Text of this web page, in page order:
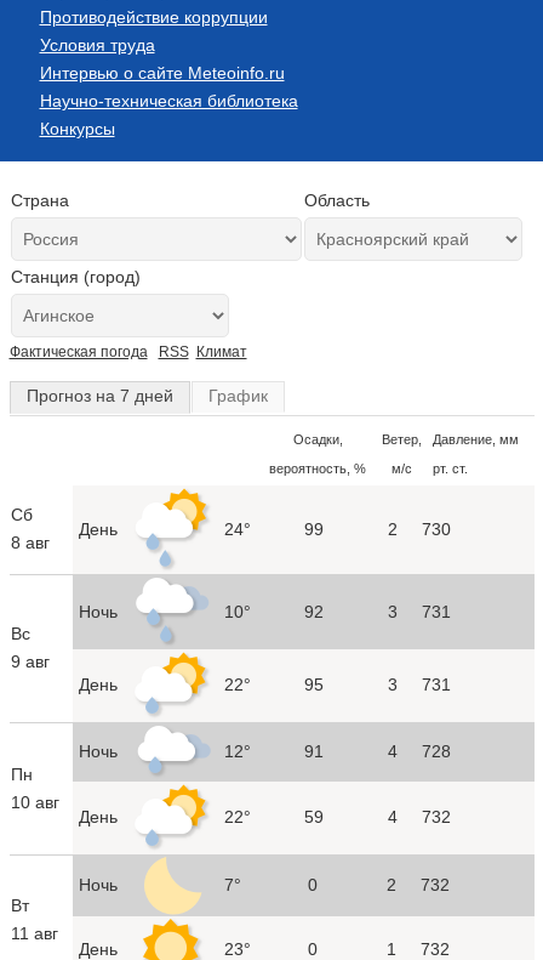
Противодействие коррупции
Условия труда
Интервью о сайте Meteoinfo.ru
Научно-техническая библиотека
Конкурсы
Страна Область
Станция (город)
Фактическая погода RSS Климат
Прогноз на 7 дней График
Осадки,
вероятность, %
Ветер,
м/с
Давление, мм
рт. ст.
Сб
8 авг
День 24° 99 2 730
Вс
9 авг
Ночь 10° 92 3 731
День 22° 95 3 731
Пн
10 авг
Ночь 12° 91 4 728
День 22° 59 4 732
Вт
11 авг
Ночь 7° 0 2 732
День 23° 0 1 732